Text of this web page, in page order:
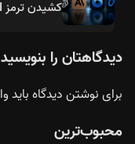
کشیدن ترمز AIها رسیده است؟
دیدگاهتان را بنویسید
برای نوشتن دیدگاه باید
محبوب‌ترین